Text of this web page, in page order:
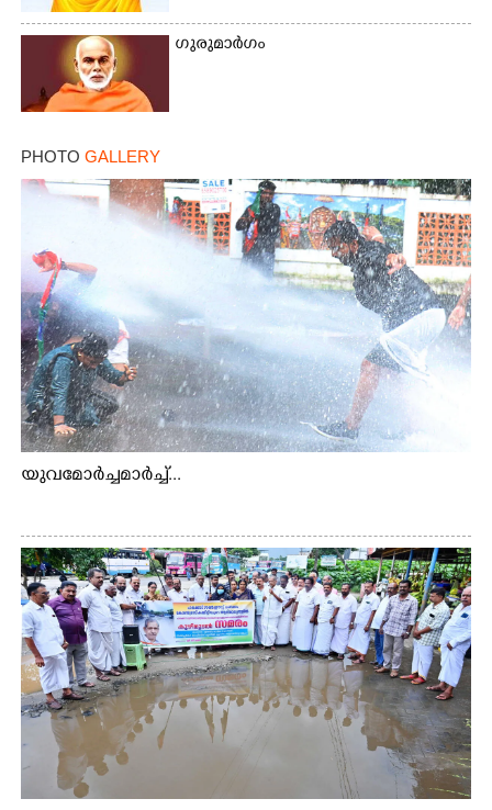
ഗുരുമാർഗം
PHOTO GALLERY
യുവമോർച്ചമാർച്ച്...